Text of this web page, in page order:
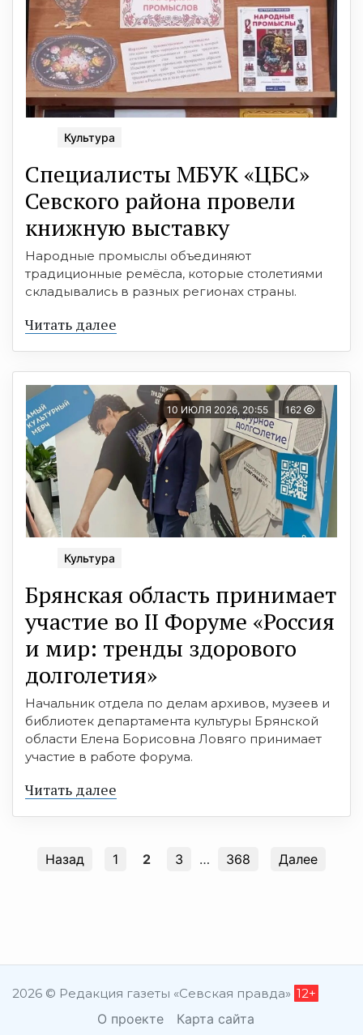
Культура
Специалисты МБУК «ЦБС»
Севского района провели
книжную выставку
Народные промыслы объединяют
традиционные ремёсла, которые столетиями
складывались в разных регионах страны.
Читать далее
10 ИЮЛЯ 2026, 20:55 162
Культура
Брянская область принимает
участие во II Форуме «Россия
и мир: тренды здорового
долголетия»
Начальник отдела по делам архивов, музеев и
библиотек департамента культуры Брянской
области Елена Борисовна Ловяго принимает
участие в работе форума.
Читать далее
Назад 1 2 3 … 368 Далее
2026 © Редакция газеты «Севская правда» 12+
О проекте Карта сайта